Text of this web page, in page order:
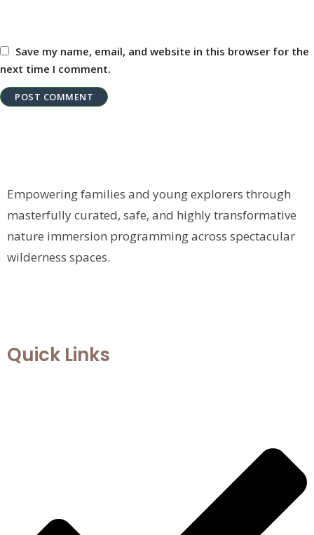
Save my name, email, and website in this browser for the
next time I comment.
Empowering families and young explorers through
masterfully curated, safe, and highly transformative
nature immersion programming across spectacular
wilderness spaces.
Quick Links